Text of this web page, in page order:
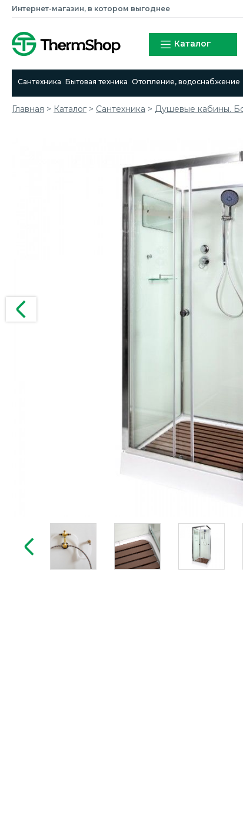
Интернет-магазин, в котором выгоднее
Каталог
Сантехника Бытовая техника Отопление, водоснабжение
Главная > Каталог > Сантехника > Душевые кабины.